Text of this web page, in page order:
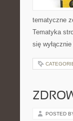
tematyczne
Tematyka
się
POSTED